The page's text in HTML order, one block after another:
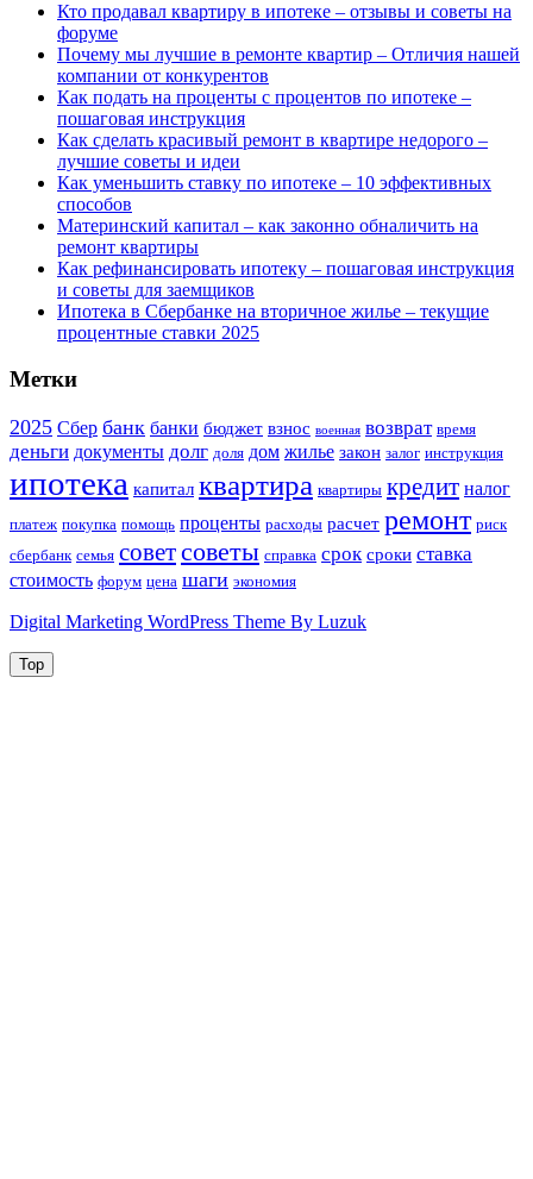
Кто продавал квартиру в ипотеке – отзывы и советы на
форуме
Почему мы лучшие в ремонте квартир – Отличия нашей
компании от конкурентов
Как подать на проценты с процентов по ипотеке –
пошаговая инструкция
Как сделать красивый ремонт в квартире недорого –
лучшие советы и идеи
Как уменьшить ставку по ипотеке – 10 эффективных
способов
Материнский капитал – как законно обналичить на
ремонт квартиры
Как рефинансировать ипотеку – пошаговая инструкция
и советы для заемщиков
Ипотека в Сбербанке на вторичное жилье – текущие
процентные ставки 2025
Метки
2025 Сбер банк банки бюджет взнос военная возврат время
деньги документы долг доля дом жилье закон залог инструкция
ипотека капитал квартира квартиры кредит налог
платеж покупка помощь проценты расходы расчет ремонт риск
сбербанк семья советсоветы справка срок сроки ставка
стоимость форум цена шаги экономия
Digital Marketing WordPress Theme By Luzuk
Top